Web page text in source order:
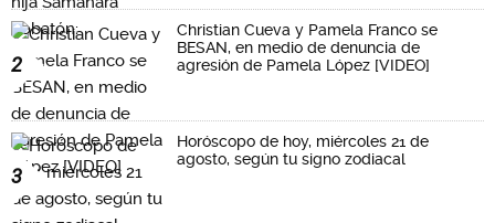
2
Christian Cueva y Pamela Franco se
BESAN, en medio de denuncia de
agresión de Pamela López [VIDEO]
3
Horóscopo de hoy, miércoles 21 de
agosto, según tu signo zodiacal